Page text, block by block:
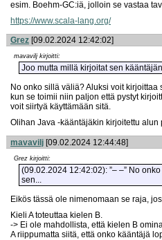
esim. Boehm-GC:iä, jolloin se vastaa
https://www.scala-lang.org/
Grez [09.02.2024 12:42:02]
mavavilj kirjoitti:
Joo mutta millä kirjoitat sen
No onko sillä väliä? Aluksi voit
kun se toimii niin paljon että pystyt
voit siirtyä käyttämään sitä.
Olihan Java -kääntäjäkin kirjoitettu
mavavilj [09.02.2024 12:44:48]
Grez kirjoitti:
(09.02.2024 12:42:02): ”– –” No
sen...
Eikös tässä ole nimenomaan se raja,
Kieli A toteuttaa kielen B.
-> Ei ole mahdollista, että kielen B
A riippumatta siitä, että onko kääntäjä